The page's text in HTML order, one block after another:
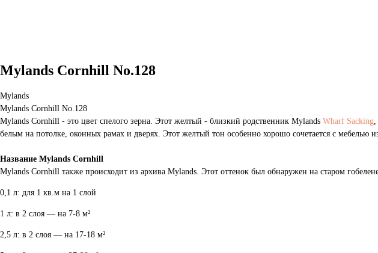
Mylands Cornhill No.128
Mylands
Mylands Cornhill No.128
Mylands Cornhill - это цвет спелого зерна. Этот желтый - близкий родственник Mylands Wharf Sacking,
белым на потолке, оконных рамах и дверях. Этот желтый тон особенно хорошо сочетается с мебелью
Название Mylands Cornhill
Mylands Cornhill также происходит из архива Mylands. Этот оттенок был обнаружен на старом
0,1 л: для 1 кв.м на 1 слой
1 л: в 2 слоя — на 7-8 м²
2,5 л: в 2 слоя — на 17-18 м²